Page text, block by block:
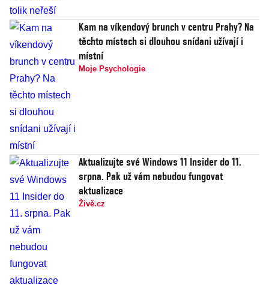
Kam na víkendový brunch v centru Prahy? Na
těchto místech si dlouhou snídani užívají i
místní
Moje Psychologie
Aktualizujte své Windows 11 Insider do 11.
srpna. Pak už vám nebudou fungovat
aktualizace
Živě.cz